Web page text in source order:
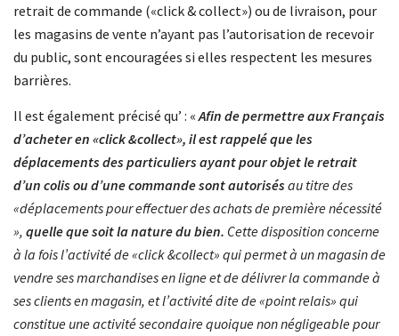
retrait de commande («click & collect») ou de livraison, pour
les magasins de vente n’ayant pas l’autorisation de recevoir
du public, sont encouragées si elles respectent les mesures
barrières.
Il est également précisé qu’ : «Afin de permettre aux Français
d’acheter en «click &collect», il est rappelé que les
déplacements des particuliers ayant pour objet le retrait
d’un colis ou d’une commande sont autorisés au titre des
«déplacements pour effectuer des achats de première nécessité
», quelle que soit la nature du bien. Cette disposition concerne
à la fois l’activité de «click &collect» qui permet à un magasin de
vendre ses marchandises en ligne et de délivrer la commande à
ses clients en magasin, et l’activité dite de «point relais» qui
constitue une activité secondaire quoique non négligeable pour